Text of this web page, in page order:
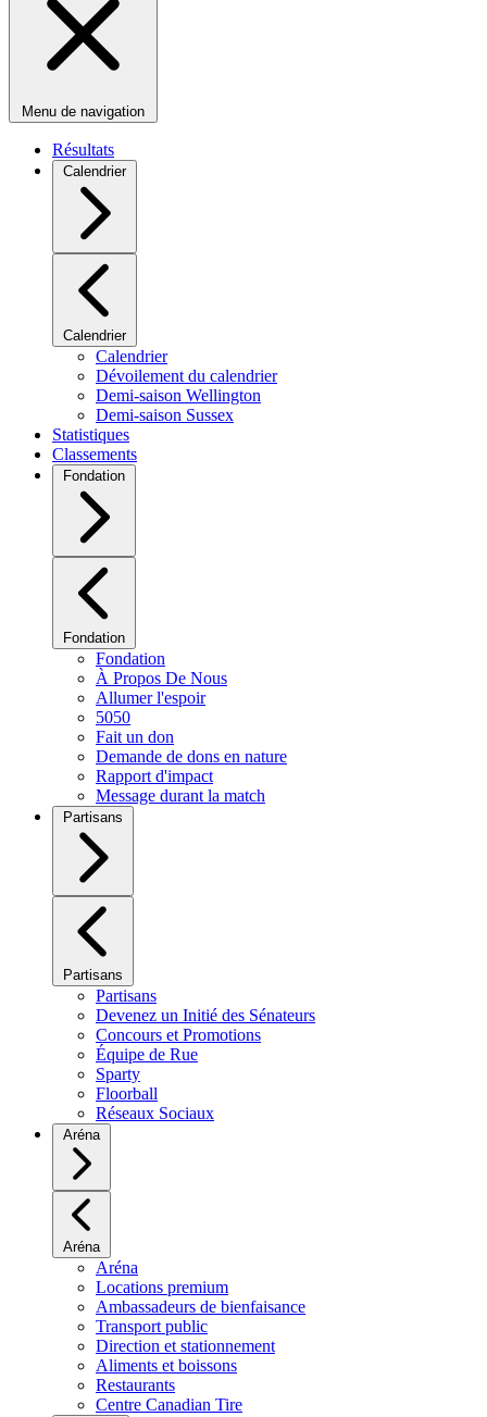
Menu de navigation
Résultats
Calendrier
Calendrier
Calendrier
Dévoilement du calendrier
Demi-saison Wellington
Demi-saison Sussex
Statistiques
Classements
Fondation
Fondation
Fondation
À Propos De Nous
Allumer l'espoir
5050
Fait un don
Demande de dons en nature
Rapport d'impact
Message durant la match
Partisans
Partisans
Partisans
Devenez un Initié des Sénateurs
Concours et Promotions
Équipe de Rue
Sparty
Floorball
Réseaux Sociaux
Aréna
Aréna
Aréna
Locations premium
Ambassadeurs de bienfaisance
Transport public
Direction et stationnement
Aliments et boissons
Restaurants
Centre Canadian Tire